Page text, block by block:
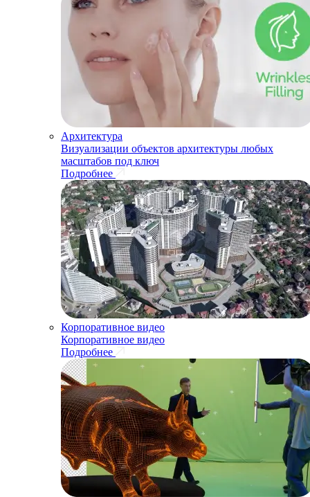
Архитектура
Визуализации объектов архитектуры любых
масштабов под ключ
Подробнее
Корпоративное видео
Корпоративное видео
Подробнее